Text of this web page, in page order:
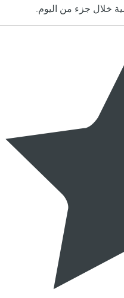
خلال جزء من اليوم.